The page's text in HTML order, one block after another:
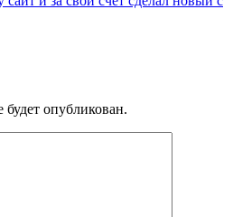
опубликован.